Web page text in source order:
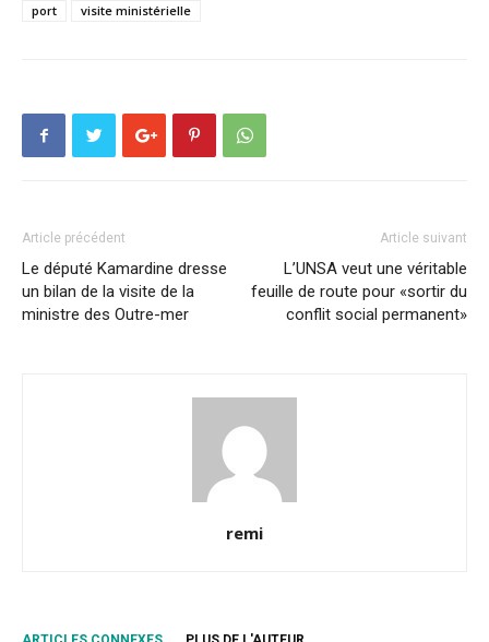
port
visite ministérielle
Article précédent
Le député Kamardine dresse
un bilan de la visite de la
ministre des Outre-mer
Article suivant
L’UNSA veut une véritable
feuille de route pour «sortir du
conflit social permanent»
remi